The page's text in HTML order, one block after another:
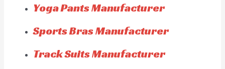
Yoga Pants Manufacturer
Sports Bras Manufacturer
Track Suits Manufacturer